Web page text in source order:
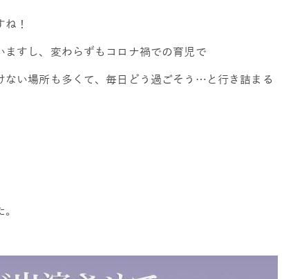
！
すし、変わらずもコロナ禍での育児で
い場所も多くて、毎日どう過ごそう…と行き詰まる